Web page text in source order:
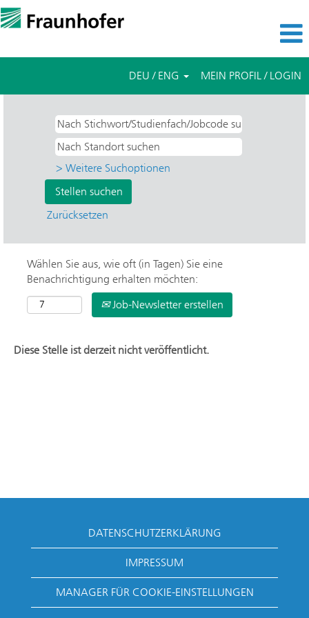
DEU / ENG MEIN PROFIL / LOGIN
> Weitere Suchoptionen
Zurücksetzen
Wählen Sie aus, wie oft (in Tagen) Sie eine
Benachrichtigung erhalten möchten:
Job-Newsletter erstellen
Diese Stelle ist derzeit nicht veröffentlicht.
DATENSCHUTZERKLÄRUNG
IMPRESSUM
MANAGER FÜR COOKIE-EINSTELLUNGEN